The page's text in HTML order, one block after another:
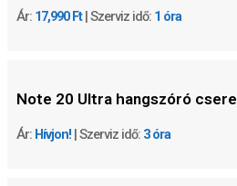
Ár: 17,990 Ft| Szerviz idő: 1 óra
Note 20 Ultra hangszóró csere
Ár: Hívjon! | Szerviz idő: 3 óra